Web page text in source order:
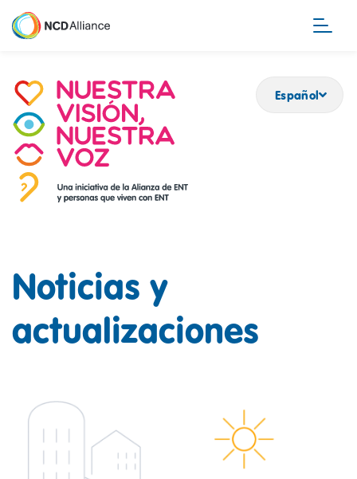
Español
Noticias y
actualizaciones